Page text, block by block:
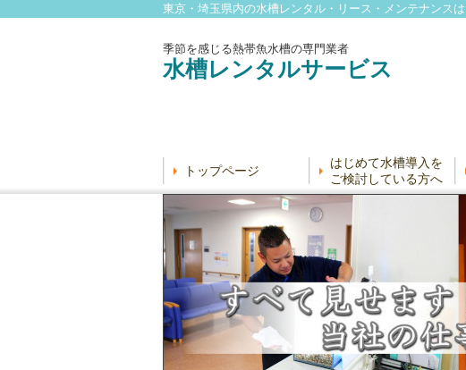
東京・埼玉県内の水槽レンタル・リース・メンテナンス
季節を感じる熱帯魚水槽の専門業者
水槽レンタルサービス
トップページ
はじめて水槽導入を
ご検討している方へ